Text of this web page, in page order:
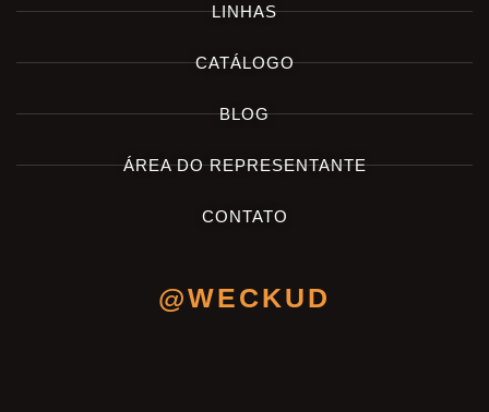
LINHAS
CATÁLOGO
BLOG
ÁREA DO REPRESENTANTE
CONTATO
@WECKUD